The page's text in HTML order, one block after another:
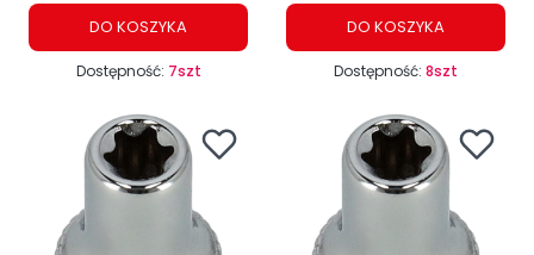
DO KOSZYKA
Dostępność: 7szt
DO KOSZYKA
Dostępność: 8szt